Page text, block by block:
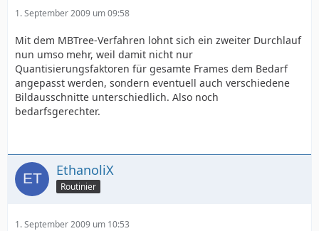
1. September 2009 um 09:58
Mit dem MBTree-Verfahren lohnt sich ein zweiter Durchlauf
nun umso mehr, weil damit nicht nur
Quantisierungsfaktoren für gesamte Frames dem Bedarf
angepasst werden, sondern eventuell auch verschiedene
Bildausschnitte unterschiedlich. Also noch
bedarfsgerechter.
EthanoliX
Routinier
1. September 2009 um 10:53